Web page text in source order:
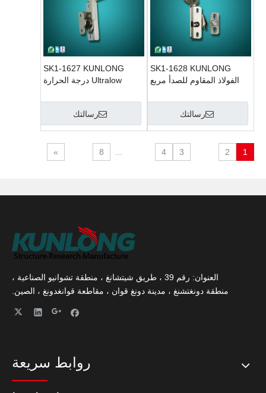
SK1-1628 KUNLONG
الفولاذ المقاوم للصدأ مربع
رسالتك
SK1-1627 KUNLONG
Ultralow درجة الحرارة
رسالتك
1
2
3
4
8
»
العنوان: رقم 39 ، طريق شيتشانغ ، منطقة تشوانيو الصناعية ،
منطقة دونغتشنغ ، مدينة دونغ قوان ، مقاطعة قوانغدونغ ، الصين.
روابط سريعة